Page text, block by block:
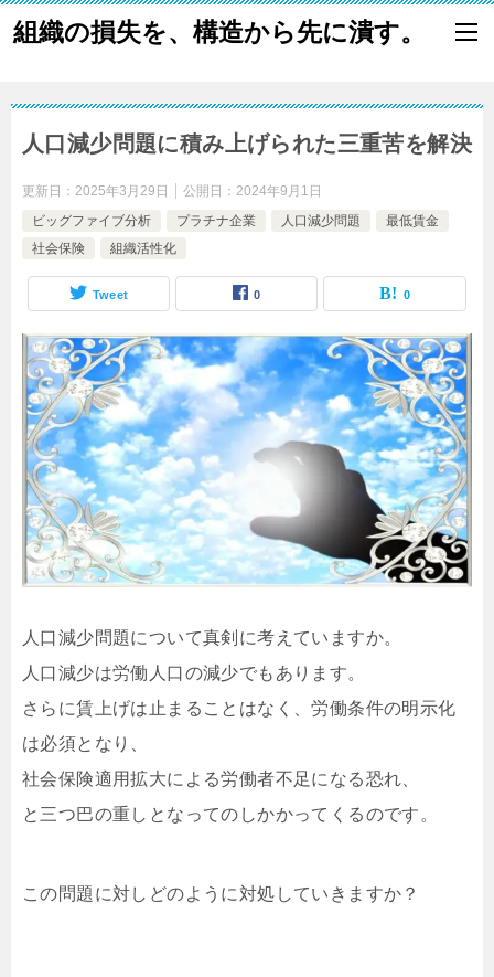
組織の損失を、構造から先に潰す。
人口減少問題に積み上げられた三重苦を解決
更新日： 2025年3月29日 公開日： 2024年9月1日
ビッグファイブ分析
プラチナ企業 人口減少問題
最低賃金
社会保険
組織活性化
Tweet 0 0
人口減少問題について真剣に考えていますか。
人口減少は労働人口の減少でもあります。
さらに賃上げは止まることはなく、労働条件の明示化
は必須となり、
社会保険適用拡大による労働者不足になる恐れ、
と三つ巴の重しとなってのしかかってくるのです。
この問題に対しどのように対処していきますか？